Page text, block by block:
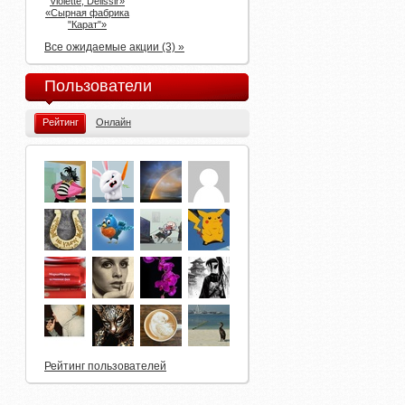
«Сырная фабрика
"Карат"»
Все ожидаемые акции (3) »
Пользователи
Рейтинг Онлайн
Рейтинг пользователей